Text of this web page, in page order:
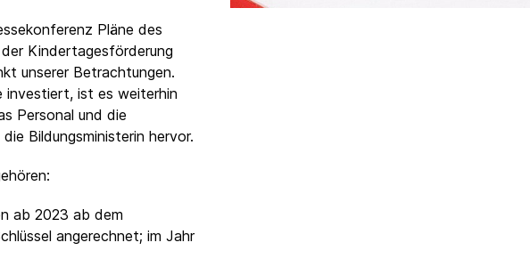
Pläne des
Kindertagesförderung
unserer Betrachtungen.
investiert, ist es weiterhin
Personal und die
Bildungsministerin hervor.
ab 2023 ab dem
angerechnet; im Jahr